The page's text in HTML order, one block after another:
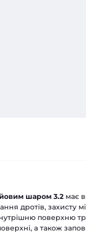
шаром 3.2 має
дротів, захисту
поверхню
а також